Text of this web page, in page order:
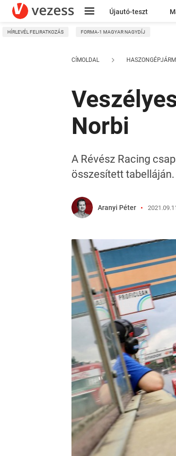
Újautó-teszt
Kresz
HÍRLEVÉL FELIRATKOZÁS FORMA-1 MAGYAR NAGYDÍJ
CÍMOLDAL
Norbi
A Révész Racing
összesített
Aranyi Péter